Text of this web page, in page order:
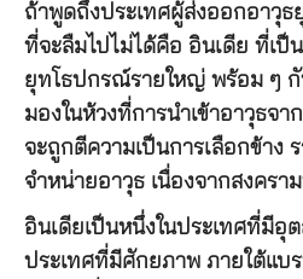
ถ้าพูดถึงประเทศผู้ส่งออกอาวุ
ที่จะลืมไปไม่ได้คือ อินเดีย ที่เป็
ยุทโธปกรณ์รายใหญ่ พร้อม ๆ
มองในห้วงที่การนำเข้าอาวุธจ
จะถูกตีความเป็นการเลือกข้าง
จำหน่ายอาวุธ เนื่องจากสงครา
อินเดียเป็นหนึ่งในประเทศที่มีอุ
ประเทศที่มีศักยภาพ ภายใต้แบ